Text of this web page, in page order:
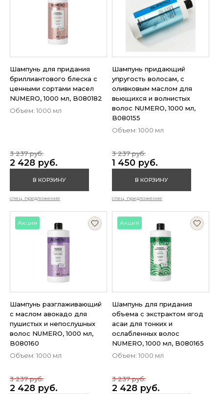
Шампунь для придания
бриллиантового блеска с
ценными сортами масел
NUMERO, 1000 мл, B080182
Объем: 1000 мл
2 428 руб.
3 237 руб.
В КОРЗИНУ
спец. предложение
Шампунь придающий
упругость волосам, с
оливковым маслом для
вьющихся и волнистых
волос NUMERO, 1000 мл,
B080155
Объем: 1000 мл
1 450 руб.
3 237 руб.
В КОРЗИНУ
спец. предложение
Акция
Шампунь разглаживающий
с маслом авокадо для
пушистых и непослушных
волос NUMERO, 1000 мл,
B080160
Объем: 1000 мл
2 428 руб.
3 237 руб.
Акция
Шампунь для придания
объема с экстрактом ягод
асаи для тонких и
ослабленных волос
NUMERO, 1000 мл, B080165
Объем: 1000 мл
2 428 руб.
3 237 руб.